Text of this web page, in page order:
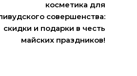
косметика для
совершенства:
скидки и подарки в честь
майских праздников!